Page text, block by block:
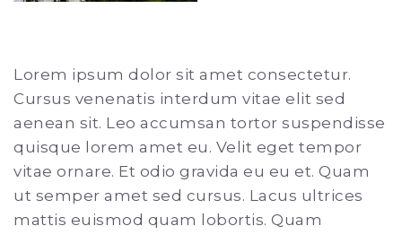
Lorem ipsum dolor sit amet consectetur.
Cursus venenatis interdum vitae elit sed
aenean sit. Leo accumsan tortor suspendisse
quisque lorem amet eu. Velit eget tempor
vitae ornare. Et odio gravida eu eu et. Quam
ut semper amet sed cursus. Lacus ultrices
mattis euismod quam lobortis. Quam